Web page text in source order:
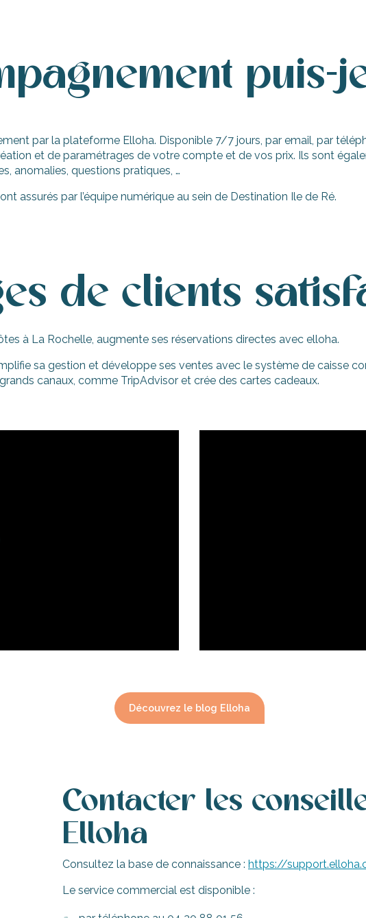
puis-
par la plateforme Elloha. Disponible 7/7 jours, par email, par
et de paramétrages de votre compte et de vos prix. Ils sont
anomalies, questions pratiques, …
assurés par l’équipe numérique au sein de Destination Ile de Ré.
de clients
à La Rochelle, augmente ses réservations directes avec elloha.
sa gestion et développe ses ventes avec le système de caisse
canaux, comme TripAdvisor et crée des cartes cadeaux.
Découvrez le blog Elloha
Contacter les
Elloha
Consultez la base de connaissance : https://
Le service commercial est disponible :